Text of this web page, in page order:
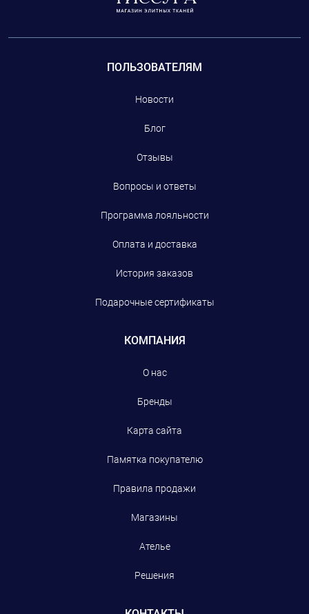
ПОЛЬЗОВАТЕЛЯМ
Новости
Блог
Отзывы
Вопросы и ответы
Программа лояльности
Оплата и доставка
История заказов
Подарочные сертификаты
КОМПАНИЯ
О нас
Бренды
Карта сайта
Памятка покупателю
Правила продажи
Магазины
Ателье
Решения